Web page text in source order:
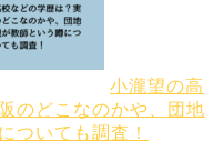
小瀧望の高
のどこなのかや、団地
ついても調査！